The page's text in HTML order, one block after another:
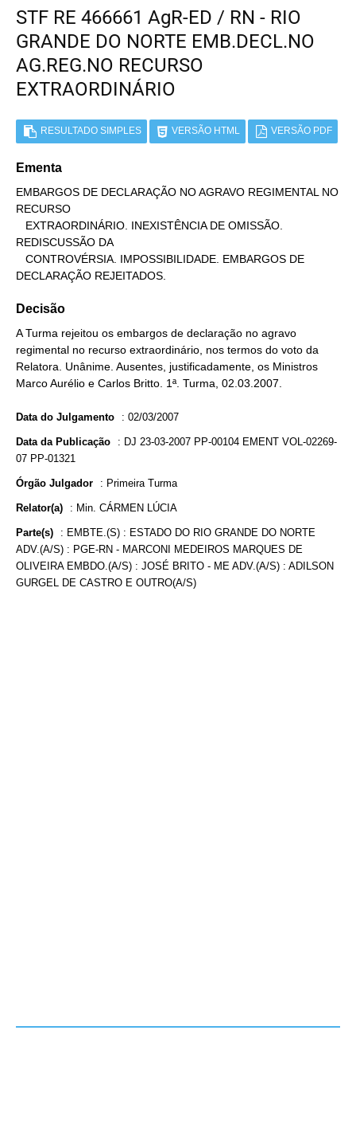
STF RE 466661 AgR-ED / RN - RIO
GRANDE DO NORTE EMB.DECL.NO
AG.REG.NO RECURSO
EXTRAORDINÁRIO
RESULTADO SIMPLES VERSÃO HTML VERSÃO PDF
Ementa
EMBARGOS DE DECLARAÇÃO NO AGRAVO REGIMENTAL NO
RECURSO
REDISCUSSÃO DA
DECLARAÇÃO REJEITADOS.
Decisão
A Turma rejeitou os embargos de declaração no agravo
regimental no recurso extraordinário, nos termos do voto da
Relatora. Unânime. Ausentes, justificadamente, os Ministros
Marco Aurélio e Carlos Britto. 1ª. Turma, 02.03.2007.
Data do Julgamento : 02/03/2007
Data da Publicação : DJ 23-03-2007 PP-00104 EMENT VOL-02269-
07 PP-01321
Órgão Julgador : Primeira Turma
Relator(a) : Min. CÁRMEN LÚCIA
Parte(s) : EMBTE.(S) : ESTADO DO RIO GRANDE DO NORTE
ADV.(A/S) : PGE-RN - MARCONI MEDEIROS MARQUES DE
OLIVEIRA EMBDO.(A/S) : JOSÉ BRITO - ME ADV.(A/S) : ADILSON
GURGEL DE CASTRO E OUTRO(A/S)